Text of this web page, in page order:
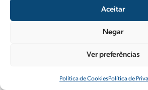
Aceitar
Negar
Ver preferências
Política de CookiesPolítica de
Professional AP-L